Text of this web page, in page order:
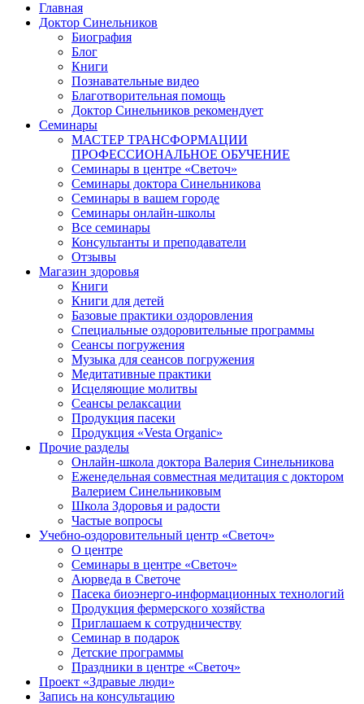
Главная
Доктор Синельников
Биография
Блог
Книги
Познавательные видео
Благотворительная помощь
Доктор Синельников рекомендует
Семинары
МАСТЕР ТРАНСФОРМАЦИИ
ПРОФЕССИОНАЛЬНОЕ ОБУЧЕНИЕ
Семинары в центре «Светоч»
Семинары доктора Синельникова
Семинары в вашем городе
Семинары онлайн-школы
Все семинары
Консультанты и преподаватели
Отзывы
Магазин здоровья
Книги
Книги для детей
Базовые практики оздоровления
Специальные оздоровительные программы
Сеансы погружения
Музыка для сеансов погружения
Медитативные практики
Исцеляющие молитвы
Сеансы релаксации
Продукция пасеки
Продукция «Vesta Organic»
Прочие разделы
Онлайн-школа доктора Валерия Синельникова
Еженедельная совместная медитация с доктором
Валерием Синельниковым
Школа Здоровья и радости
Частые вопросы
Учебно-оздоровительный центр «Светоч»
О центре
Семинары в центре «Светоч»
Аюрведа в Светоче
Пасека биоэнерго-информационных технологий
Продукция фермерского хозяйства
Приглашаем к сотрудничеству
Семинар в подарок
Детские программы
Праздники в центре «Светоч»
Проект «Здравые люди»
Запись на консультацию